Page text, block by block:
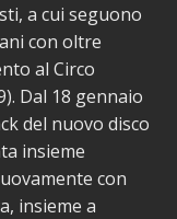
a cui seguono
con oltre
al Circo
Dal 18 gennaio
del nuovo disco
insieme
con
insieme a